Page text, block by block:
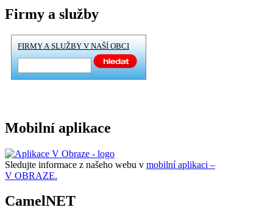
Firmy a služby
FIRMY A SLUŽBY V NAŠÍ OBCI
Mobilní aplikace
Sledujte informace z našeho webu v mobilní aplikaci –
V OBRAZE.
CamelNET